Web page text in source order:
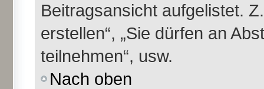
Beitragsansicht aufgelistet.
erstellen“, „Sie dürfen an
teilnehmen“, usw.
Nach oben